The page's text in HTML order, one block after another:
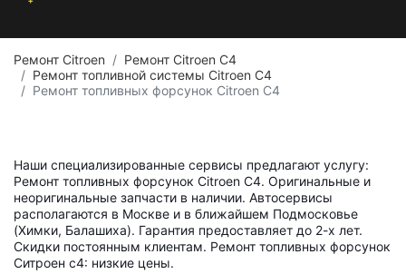
Ремонт Citroen
Ремонт Citroen C4
Ремонт топливной системы Citroen C4
Ремонт топливных форсунок Citroen C4
Наши специализированные сервисы предлагают услугу:
Ремонт топливных форсунок Citroen C4. Оригинальные и
неоригинальные запчасти в наличии. Автосервисы
располагаются в Москве и в ближайшем Подмосковье
(Химки, Балашиха). Гарантия предоставляет до 2-х лет.
Скидки постоянным клиентам. Ремонт топливных форсунок
Ситроен с4: низкие цены.